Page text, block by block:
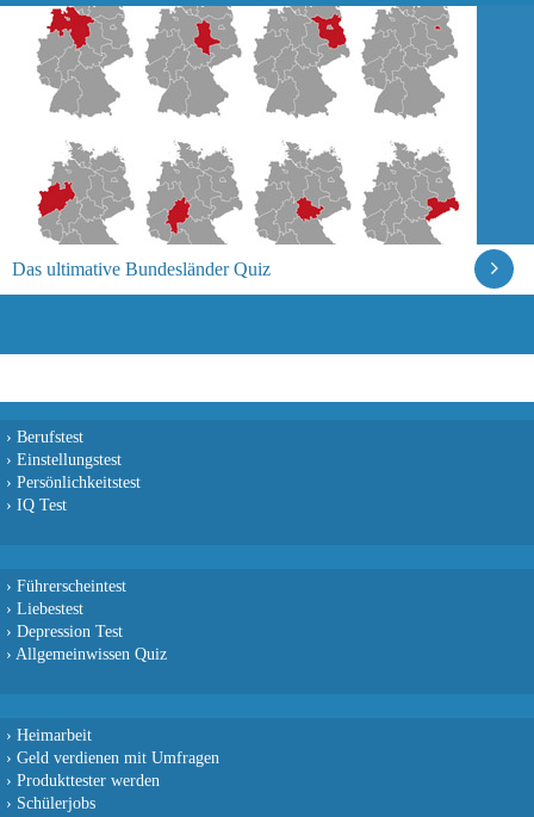
Das ultimative Bundesländer Quiz
› Berufstest
› Einstellungstest
› Persönlichkeitstest
› IQ Test
› Führerscheintest
› Liebestest
› Depression Test
› Allgemeinwissen Quiz
› Heimarbeit
› Geld verdienen mit Umfragen
› Produkttester werden
› Schülerjobs